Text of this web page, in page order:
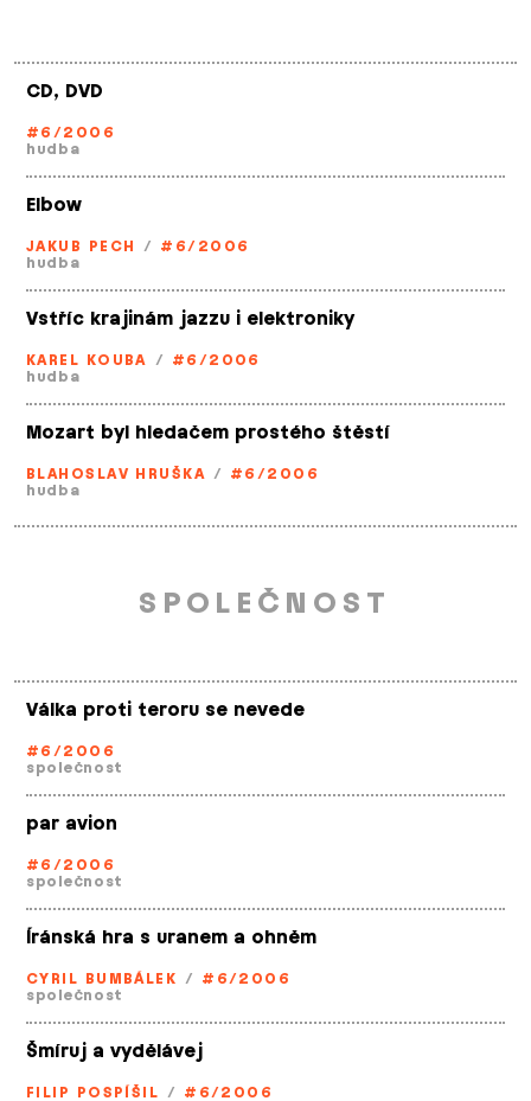
CD, DVD
#6/2006
hudba
Elbow
JAKUB PECH / #6/2006
hudba
Vstříc krajinám jazzu i elektroniky
KAREL KOUBA / #6/2006
hudba
Mozart byl hledačem prostého štěstí
BLAHOSLAV HRUŠKA / #6/2006
hudba
SPOLEČNOST
Válka proti teroru se nevede
#6/2006
společnost
par avion
#6/2006
společnost
Íránská hra s uranem a ohněm
CYRIL BUMBÁLEK / #6/2006
společnost
Šmíruj a vydělávej
FILIP POSPÍŠIL / #6/2006